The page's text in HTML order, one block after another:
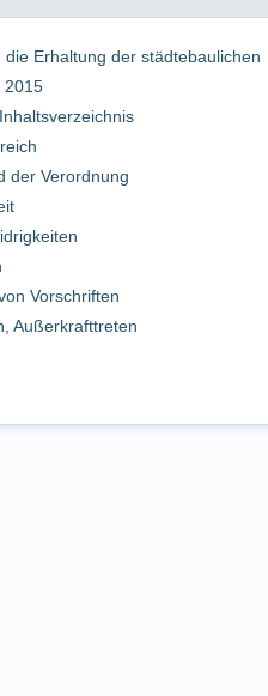
die Erhaltung der
2015
der Verordnung
Vorschriften
Außerkrafttreten